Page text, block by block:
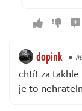
dopink
chtít za
je to